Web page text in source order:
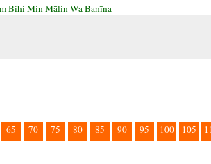
Bihi Min Mālin Wa Banīna
65 70 75 80 85 90 95 100 105